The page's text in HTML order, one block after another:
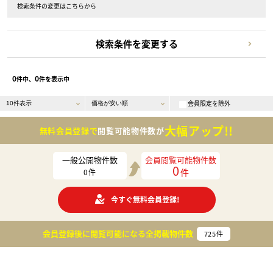
検索条件の変更はこちらから
検索条件を変更する
0件中、 0件を表示中
会員限定を除外
無料会員登録で閲覧可能物件数が大幅アップ!!
一般公開物件数
0件
会員閲覧可能物件数
0件
今すぐ無料会員登録!
会員登録後に閲覧可能になる全掲載物件数 725件